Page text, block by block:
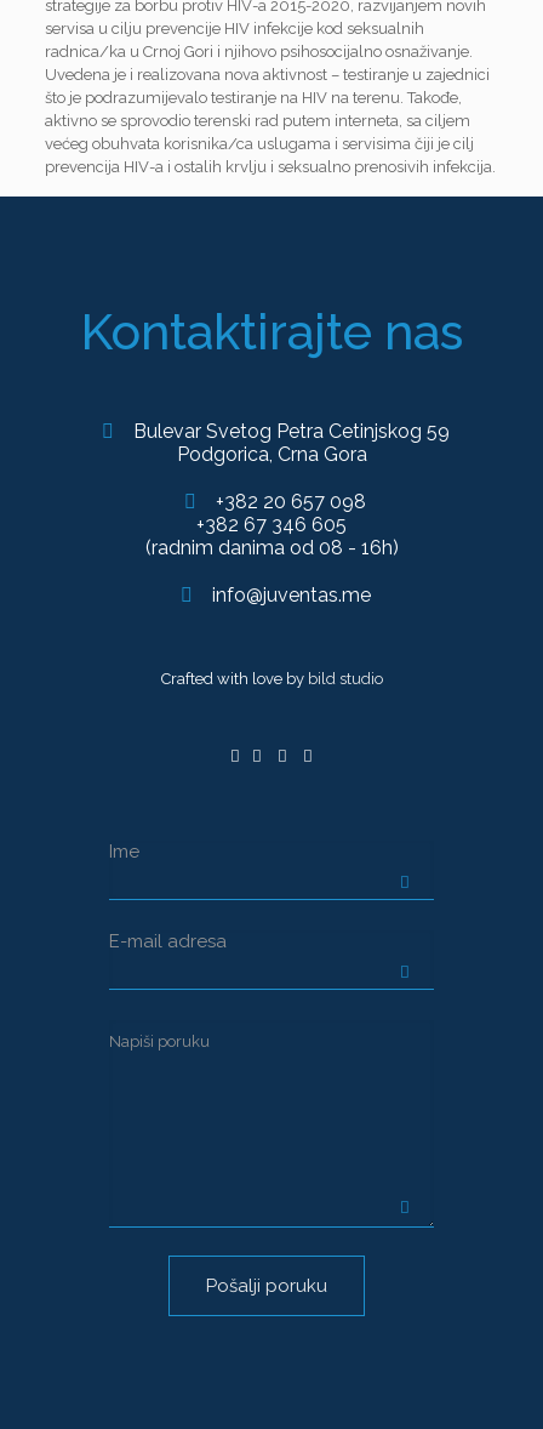
strategije za borbu protiv HIV-a 2015-2020, razvijanjem novih
servisa u cilju prevencije HIV infekcije kod seksualnih
radnica/ka u Crnoj Gori i njihovo psihosocijalno osnaživanje.
Uvedena je i realizovana nova aktivnost – testiranje u zajednici
što je podrazumijevalo testiranje na HIV na terenu. Takođe,
aktivno se sprovodio terenski rad putem interneta, sa ciljem
većeg obuhvata korisnika/ca uslugama i servisima čiji je cilj
prevencija HIV-a i ostalih krvlju i seksualno prenosivih infekcija.
Kontaktirajte nas
Bulevar Svetog Petra Cetinjskog 59
Podgorica, Crna Gora
+382 20 657 098
+382 67 346 605
(radnim danima od 08 - 16h)
info@juventas.me
Crafted with love by bild studio